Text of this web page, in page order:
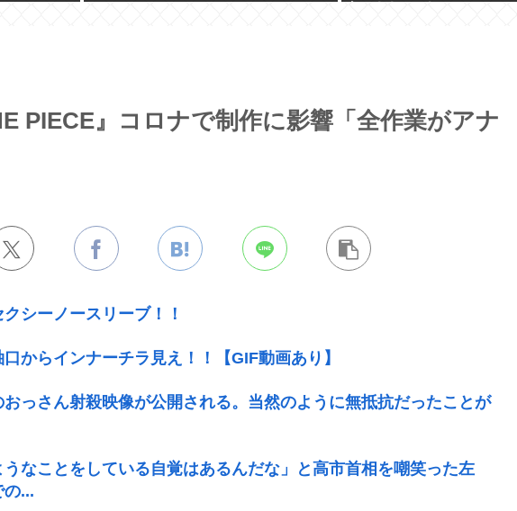
PIECE』コロナで制作に影響「全作業がアナ
シーノースリーブ！！
からインナーチラ見え！！【GIF動画あり】
おっさん射殺映像が公開される。当然のように無抵抗だったことが
うなことをしている自覚はあるんだな」と高市首相を嘲笑った左
の...